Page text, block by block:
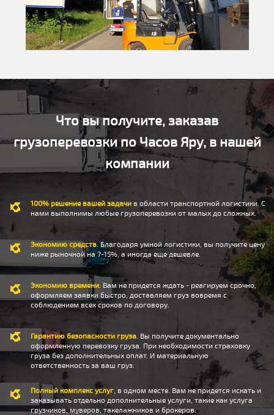
Что вы получите, заказав
грузоперевозки по Часов Яру, в нашей
компании
100% решение вашей задачи в области транспортной логистики. С
нами выполнимы любые грузоперевозки от малых до сложных.
Экономию средств. Благодаря умной логистики, вы получите цену
ниже рыночной на 7-15%, а иногда еще дешевле.
Экономию времени . Вам не придется ждать - реагируем срочно,
оформляем заявки быстро, доставляем груз вовремя с
соблюдением всех сроков по договору.
Гарантию безопасности груза . Вы получите документально
оформленную перевозку груза. При необходимости страховку
груза без дополнительных оплат. И материальную
ответственность за ваш груз.
Полный комплекс услуг , в одном месте. Вам не придется искать и
заказывать отдельно дополнительные услуги, такие как услуга
грузчиков, муверов, такелажников и брокеров.